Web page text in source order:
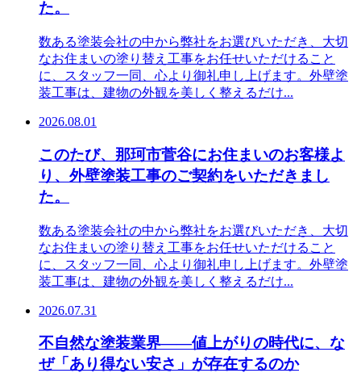
た。
数ある塗装会社の中から弊社をお選びいただき、大切
なお住まいの塗り替え工事をお任せいただけること
に、スタッフ一同、心より御礼申し上げます。外壁塗
装工事は、建物の外観を美しく整えるだけ...
2026.08.01
このたび、那珂市菅谷にお住まいのお客様よ
り、外壁塗装工事のご契約をいただきまし
た。
数ある塗装会社の中から弊社をお選びいただき、大切
なお住まいの塗り替え工事をお任せいただけること
に、スタッフ一同、心より御礼申し上げます。外壁塗
装工事は、建物の外観を美しく整えるだけ...
2026.07.31
不自然な塗装業界――値上がりの時代に、な
ぜ「あり得ない安さ」が存在するのか